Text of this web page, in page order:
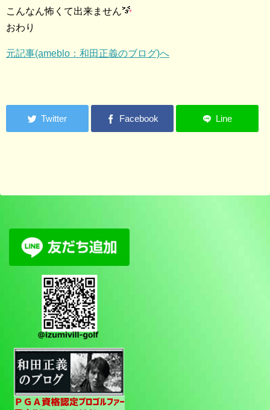
こんなん怖くて出来ません
おわり
元記事(ameblo：和田正義のブログ)へ